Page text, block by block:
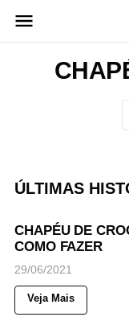
para
ÚLTIMAS
◉
Views
CHAPÉU DE
COMO FAZER
29/06/2021
Veja Mais